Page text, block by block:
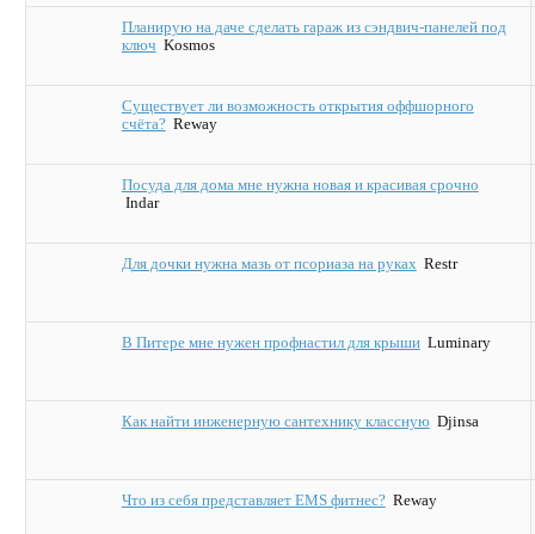
Планирую на даче сделать гараж из сэндвич-панелей под
ключ Kosmos
Существует ли возможность открытия оффшорного
счёта? Reway
Посуда для дома мне нужна новая и красивая срочно
Indar
Для дочки нужна мазь от псориаза на руках Restr
В Питере мне нужен профнастил для крыши Luminary
Как найти инженерную сантехнику классную Djinsa
Что из себя представляет EMS фитнес? Reway